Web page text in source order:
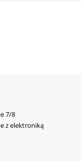
7/8
z elektroniką